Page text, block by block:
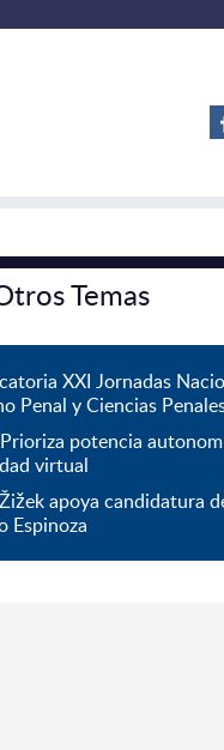
Temas
XXI Jornadas
Penal y Ciencias
potencia
virtual
apoya candidatura
Espinoza